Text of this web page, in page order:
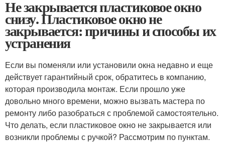
Не закрывается пластиковое окно
снизу. Пластиковое окно не
закрывается: причины и способы их
устранения
Если вы поменяли или установили окна недавно и еще
действует гарантийный срок, обратитесь в компанию,
которая производила монтаж. Если прошло уже
довольно много времени, можно вызвать мастера по
ремонту либо разобраться с проблемой самостоятельно.
Что делать, если пластиковое окно не закрывается или
возникли проблемы с ручкой? Рассмотрим по пунктам.